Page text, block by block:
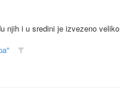
njih i u sredini je izvezeno veliko